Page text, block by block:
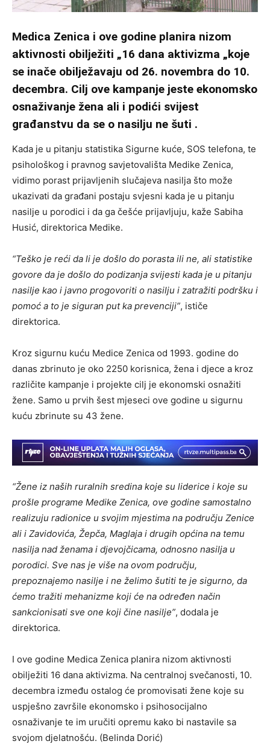
Medica Zenica i ove godine planira nizom
aktivnosti obilježiti „16 dana aktivizma „koje
se inače obilježavaju od 26. novembra do 10.
decembra. Cilj ove kampanje jeste ekonomsko
osnaživanje žena ali i podići svijest
građanstvu da se o nasilju ne šuti .
Kada je u pitanju statistika Sigurne kuće, SOS telefona, te
psihološkog i pravnog savjetovališta Medike Zenica,
vidimo porast prijavljenih slučajeva nasilja što može
ukazivati da građani postaju svjesni kada je u pitanju
nasilje u porodici i da ga češće prijavljuju, kaže Sabiha
Husić, direktorica Medike.
“Teško je reći da li je došlo do porasta ili ne, ali statistike
govore da je došlo do podizanja svijesti kada je u pitanju
nasilje kao i javno progovoriti o nasilju i zatražiti podršku i
pomoć a to je siguran put ka prevenciji”, ističe
direktorica.
Kroz sigurnu kuću Medice Zenica od 1993. godine do
danas zbrinuto je oko 2250 korisnica, žena i djece a kroz
različite kampanje i projekte cilj je ekonomski osnažiti
žene. Samo u prvih šest mjeseci ove godine u sigurnu
kuću zbrinute su 43 žene.
“Žene iz naših ruralnih sredina koje su liderice i koje su
prošle programe Medike Zenica, ove godine samostalno
realizuju radionice u svojim mjestima na području Zenice
ali i Zavidovića, Žepča, Maglaja i drugih općina na temu
nasilja nad ženama i djevojčicama, odnosno nasilja u
porodici. Sve nas je više na ovom području,
prepoznajemo nasilje i ne želimo šutiti te je sigurno, da
ćemo tražiti mehanizme koji će na određen način
sankcionisati sve one koji čine nasilje”, dodala je
direktorica.
I ove godine Medica Zenica planira nizom aktivnosti
obilježiti 16 dana aktivizma. Na centralnoj svečanosti, 10.
decembra između ostalog će promovisati žene koje su
uspješno završile ekonomsko i psihosocijalno
osnaživanje te im uručiti opremu kako bi nastavile sa
svojom djelatnošću. (Belinda Dorić)